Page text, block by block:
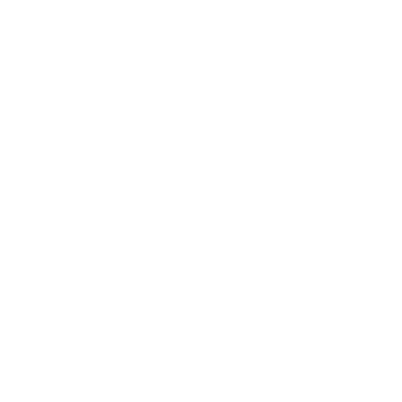
Financieras Interbancarias Mundiales"), una red
por letras y números. El BIC es necesario para
casos, optan tener un código SWIFT específico para
XXX, se refiere a la sede bancaria central. Si no, se
la cuenta de su destinatario y anular el pago.
y pedir que se anule la transferencia.